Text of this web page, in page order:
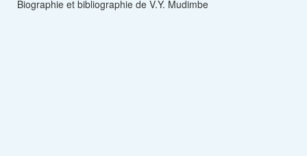
Biographie et bibliographie de V.Y. Mudimbe